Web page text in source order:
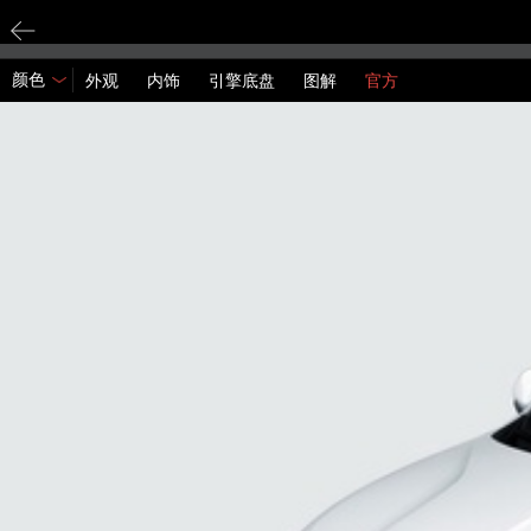
颜色 外观 内饰 引擎底盘 图解 官方